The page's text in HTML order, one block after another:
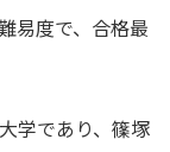
易度で、合格最
学であり、篠塚